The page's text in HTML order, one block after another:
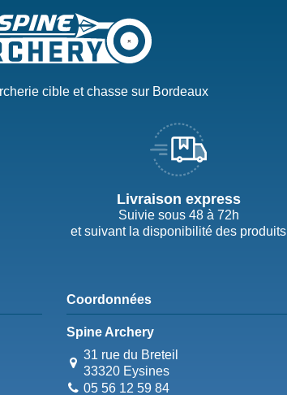
cible et chasse sur Bordeaux
Livraison express
Suivie sous 48 à 72h
et suivant la disponibilité des produits
Coordonnées
Spine Archery
31 rue du Breteil
33320 Eysines
05 56 12 59 84